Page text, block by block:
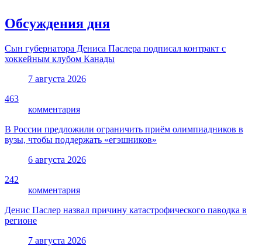
Обсуждения дня
Сын губернатора Дениса Паслера подписал контракт с
хоккейным клубом Канады
7 августа 2026
463
комментария
В России предложили ограничить приём олимпиадников в
вузы, чтобы поддержать «егэшников»
6 августа 2026
242
комментария
Денис Паслер назвал причину катастрофического паводка в
регионе
7 августа 2026